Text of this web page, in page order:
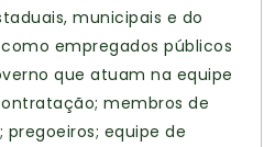
municipais e do
empregados públicos
que atuam na equipe
membros de
equipe de